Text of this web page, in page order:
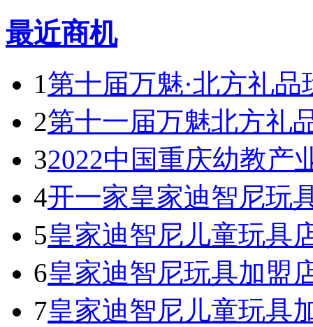
最近商机
1第十届万魅·北方礼
2第十一届万魅北方礼
32022中国重庆幼教产
4开一家皇家迪智尼玩
5皇家迪智尼儿童玩具
6皇家迪智尼玩具加盟
7皇家迪智尼儿童玩具